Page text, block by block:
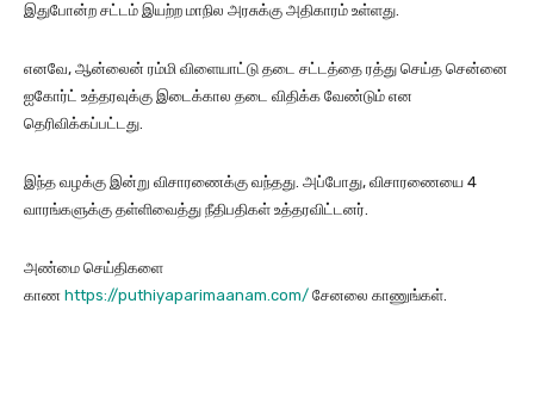
இதுபோன்ற சட்டம் இயற்ற மாநில அரசுக்கு அதிகாரம் உள்ளது.
எனவே, ஆன்லைன் ரம்மி விளையாட்டு தடை சட்டத்தை ரத்து செய்த சென்னை
ஐகோர்ட் உத்தரவுக்கு இடைக்கால தடை விதிக்க வேண்டும் என
தெரிவிக்கப்பட்டது.
இந்த வழக்கு இன்று விசாரணைக்கு வந்தது. அப்போது, விசாரணையை 4
வாரங்களுக்கு தள்ளிவைத்து நீதிபதிகள் உத்தரவிட்டனர்.
அண்மை செய்திகளை
காண https://puthiyaparimaanam.com/ சேனலை காணுங்கள்.